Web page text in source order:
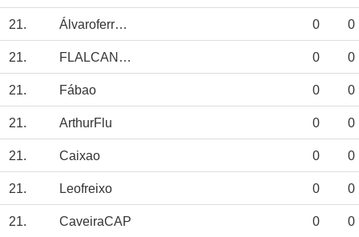
21. Álvaroferreira 0 0
21. FLALCANTARA 0 0
21. Fábao 0 0
21. ArthurFlu 0 0
21. Caixao 0 0
21. Leofreixo 0 0
21. CaveiraCAP 0 0